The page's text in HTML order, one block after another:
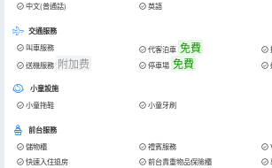
中文(普通話) 英語
交通服務
叫車服務 代客泊車 免費
送機服務 附加费 停車場 免費
小童設施
小童拖鞋 小童牙刷
前台服務
儲物櫃 禮賓服務
快速入住退房
前台貴重物品保險櫃